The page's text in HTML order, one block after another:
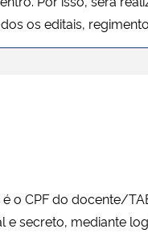
os editais,
é o CPF do docente/
e secreto, mediante